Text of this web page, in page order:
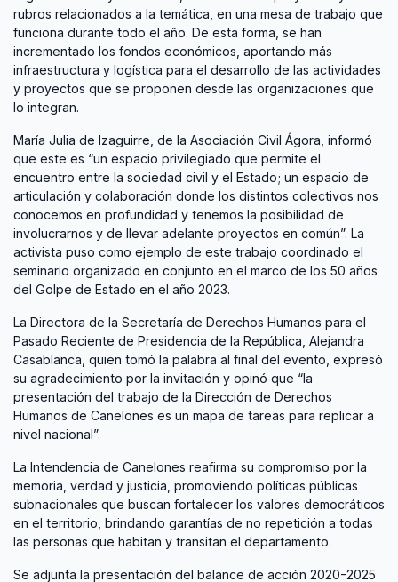
rubros relacionados a la temática, en una mesa de trabajo que
funciona durante todo el año. De esta forma, se han
incrementado los fondos económicos, aportando más
infraestructura y logística para el desarrollo de las actividades
y proyectos que se proponen desde las organizaciones que
lo integran.
María Julia de Izaguirre, de la Asociación Civil Ágora, informó
que este es “un espacio privilegiado que permite el
encuentro entre la sociedad civil y el Estado; un espacio de
articulación y colaboración donde los distintos colectivos nos
conocemos en profundidad y tenemos la posibilidad de
involucrarnos y de llevar adelante proyectos en común”. La
activista puso como ejemplo de este trabajo coordinado el
seminario organizado en conjunto en el marco de los 50 años
del Golpe de Estado en el año 2023.
La Directora de la Secretaría de Derechos Humanos para el
Pasado Reciente de Presidencia de la República, Alejandra
Casablanca, quien tomó la palabra al final del evento, expresó
su agradecimiento por la invitación y opinó que “la
presentación del trabajo de la Dirección de Derechos
Humanos de Canelones es un mapa de tareas para replicar a
nivel nacional”.
La Intendencia de Canelones reafirma su compromiso por la
memoria, verdad y justicia, promoviendo políticas públicas
subnacionales que buscan fortalecer los valores democráticos
en el territorio, brindando garantías de no repetición a todas
las personas que habitan y transitan el departamento.
Se adjunta la presentación del balance de acción 2020-2025